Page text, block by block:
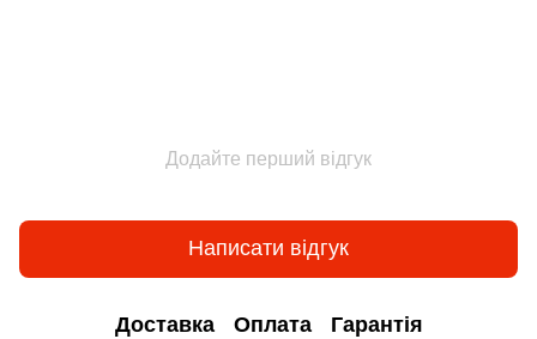
Додайте перший відгук
Написати відгук
Доставка Оплата Гарантія